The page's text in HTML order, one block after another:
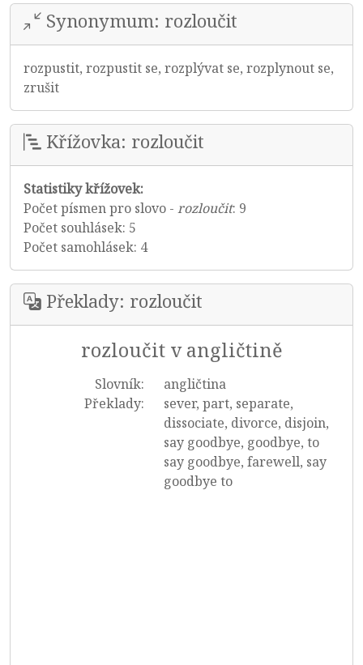
Synonymum: rozloučit
rozpustit, rozpustit se, rozplývat se, rozplynout se,
zrušit
Křížovka: rozloučit
Statistiky křížovek:
Počet písmen pro slovo - rozloučit: 9
Počet souhlásek: 5
Počet samohlásek: 4
Překlady: rozloučit
rozloučit v angličtině
Slovník:
angličtina
Překlady:
sever, part, separate,
dissociate, divorce, disjoin,
say goodbye, goodbye, to
say goodbye, farewell, say
goodbye to